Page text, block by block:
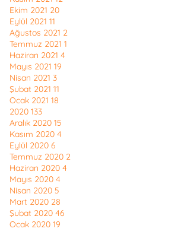
Ekim 2021 20
Eylül 2021 11
Ağustos 2021 2
Temmuz 2021 1
Haziran 2021 4
Mayıs 2021 19
Nisan 2021 3
Şubat 2021 11
Ocak 2021 18
2020 133
Aralık 2020 15
Kasım 2020 4
Eylül 2020 6
Temmuz 2020 2
Haziran 2020 4
Mayıs 2020 4
Nisan 2020 5
Mart 2020 28
Şubat 2020 46
Ocak 2020 19